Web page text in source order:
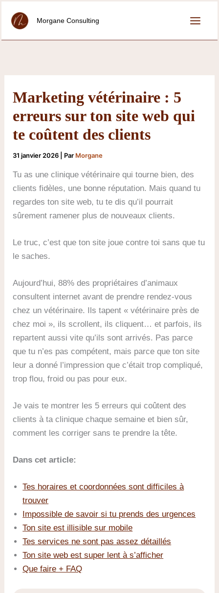
Morgane Consulting
Marketing vétérinaire : 5
erreurs sur ton site web qui
te coûtent des clients
31 janvier 2026 | Par Morgane
Tu as une clinique vétérinaire qui tourne bien, des
clients fidèles, une bonne réputation. Mais quand tu
regardes ton site web, tu te dis qu’il pourrait
sûrement ramener plus de nouveaux clients.
Le truc, c’est que ton site joue contre toi sans que tu
le saches.
Aujourd’hui, 88% des propriétaires d’animaux
consultent internet avant de prendre rendez-vous
chez un vétérinaire. Ils tapent « vétérinaire près de
chez moi », ils scrollent, ils cliquent… et parfois, ils
repartent aussi vite qu’ils sont arrivés. Pas parce
que tu n’es pas compétent, mais parce que ton site
leur a donné l’impression que c’était trop compliqué,
trop flou, froid ou pas pour eux.
Je vais te montrer les 5 erreurs qui coûtent des
clients à ta clinique chaque semaine et bien sûr,
comment les corriger sans te prendre la tête.
Dans cet article:
Tes horaires et coordonnées sont difficiles à
trouver
Impossible de savoir si tu prends des urgences
Ton site est illisible sur mobile
Tes services ne sont pas assez détaillés
Ton site web est super lent à s’afficher
Que faire + FAQ